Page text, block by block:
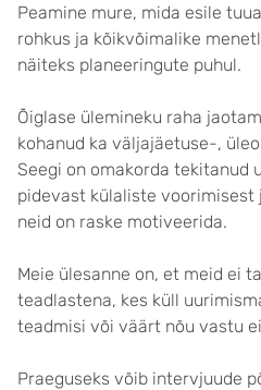
Peamine mure, mida esile
rohkus ja kõikvõimalike
näiteks planeeringute puhul.
Õiglase ülemineku raha
kohanud ka väljajäetuse-,
Seegi on omakorda tekitanud
pidevast külaliste
neid on raske motiveerida.
Meie ülesanne on, et meid ei
teadlastena, kes küll
teadmisi või väärt nõu vastu
Praeguseks võib intervjuude